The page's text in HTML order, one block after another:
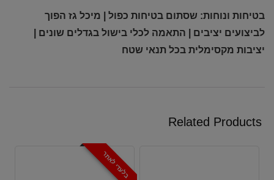
בטיחות ונוחות: שסתום בטיחות כפול | מיכל גז הפוך
לביצועים יציבים | התאמה לכלי בישול בגדלים שונים |
יציבות מקסימלית בכל תנאי שטח
Related Products
בלעדי לאתר